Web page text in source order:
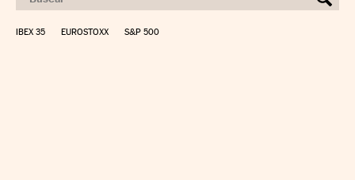
IBEX 35 EUROSTOXX S&P 500